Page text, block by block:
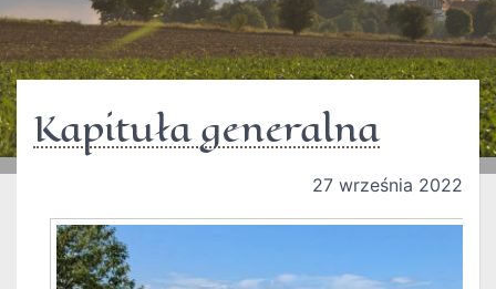
Kapituła generalna
27 września 2022